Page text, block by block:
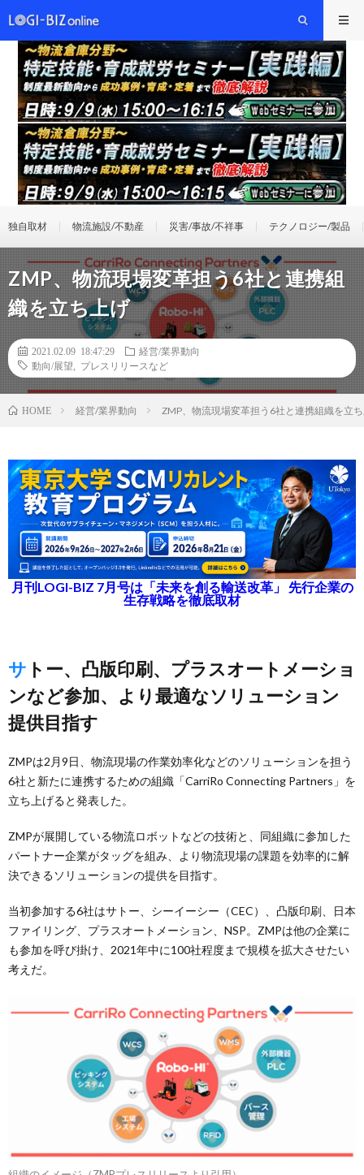
独自取材 物流施設/不動産 災害/事故/不祥事 テクノロジー/製品
ZMP、物流現場変革担う6社と連携組
織を立ち上げ
2021.02.09 18:47:29
経営/業界動向
動向/展望
プレスリリースなど
HOME 経営/業界動向 ZMP、物流現場変革担う6社と連携組織を立
月刊LOGI-BIZ 7月号は「未来を創る輸送改革」 先行企業の
生存戦略を徹底取材
サトー、凸版印刷、プラスオートメーショ
ンなど参加、より最適なソリューション
提供目指す
ZMPは2月9日、物流現場の作業効率化などのソリューションを担う
6社と新たに連携するための組織「CarriRo Connecting Partners」を
立ち上げると発表した。
ZMPが展開している物流ロボットなどの技術と、同組織に参加した
パートナー企業がタッグを組み、より物流現場の課題を効率的に解
決できるソリューションの提供を目指す。
当初参加する6社はサトー、シーイーシー（CEC）、凸版印刷、日本
ファイリング、プラスオートメーション、NSP。ZMPは他の企業に
も参加を呼び掛け、2021年中に100社程度まで規模を拡大させたい
考えだ。